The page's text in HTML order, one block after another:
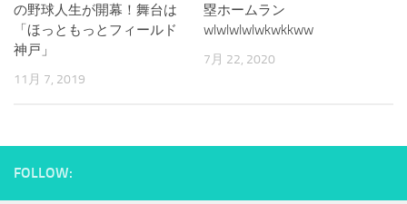
の野球人生が開幕！舞台は
「ほっともっとフィールド
神戸」
11月 7, 2019
塁ホームラン
wlwlwlwlwkwkkww
7月 22, 2020
FOLLOW: